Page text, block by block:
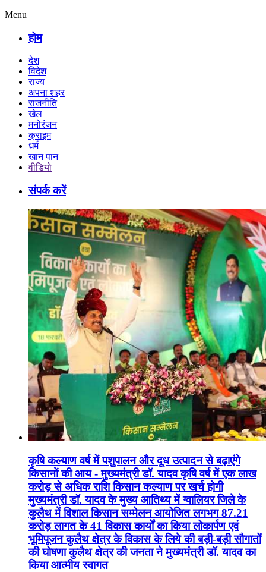
Menu
होम
देश
विदेश
राज्य
अपना शहर
राजनीति
खेल
मनोरंजन
क्राइम
धर्म
खान पान
वीडियो
संपर्क करें
कृषि कल्याण वर्ष में पशुपालन और दूध उत्पादन से बढ़ाएंगे
किसानों की आय - मुख्यमंत्री डॉ. यादव कृषि वर्ष में एक लाख
करोड़ से अधिक राशि किसान कल्याण पर खर्च होगी
मुख्यमंत्री डॉ. यादव के मुख्य आतिथ्य में ग्वालियर जिले के
कुलैथ में विशाल किसान सम्मेलन आयोजित लगभग 87.21
करोड़ लागत के 41 विकास कार्यों का किया लोकार्पण एवं
भूमिपूजन कुलैथ क्षेत्र के विकास के लिये की बड़ी-बड़ी सौगातों
की घोषणा कुलैथ क्षेत्र की जनता ने मुख्यमंत्री डॉ. यादव का
किया आत्मीय स्वागत